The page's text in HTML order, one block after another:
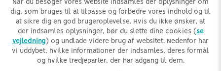
Når du besøger vores website indsamles der oplysninger om
dig, som bruges til at tilpasse og forbedre vores indhold og til
at sikre dig en god brugeroplevelse. Hvis du ikke ønsker, at
der indsamles oplysninger, bør du slette dine cookies ( se
vejledning ) og undlade videre brug af websitet. Nedenfor har
vi uddybet, hvilke informationer der indsamles, deres formål
og hvilke tredjeparter, der har adgang til dem.